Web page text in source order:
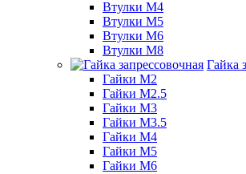
Втулки М4
Втулки М5
Втулки М6
Втулки М8
Гайка
Гайки М2
Гайки М2.5
Гайки М3
Гайки М3.5
Гайки М4
Гайки М5
Гайки М6